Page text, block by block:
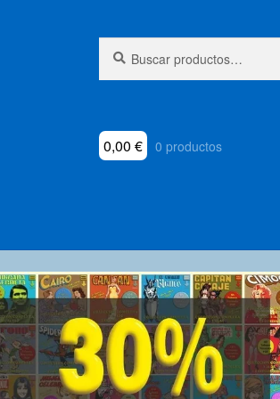
por:
0,00 € 0 productos